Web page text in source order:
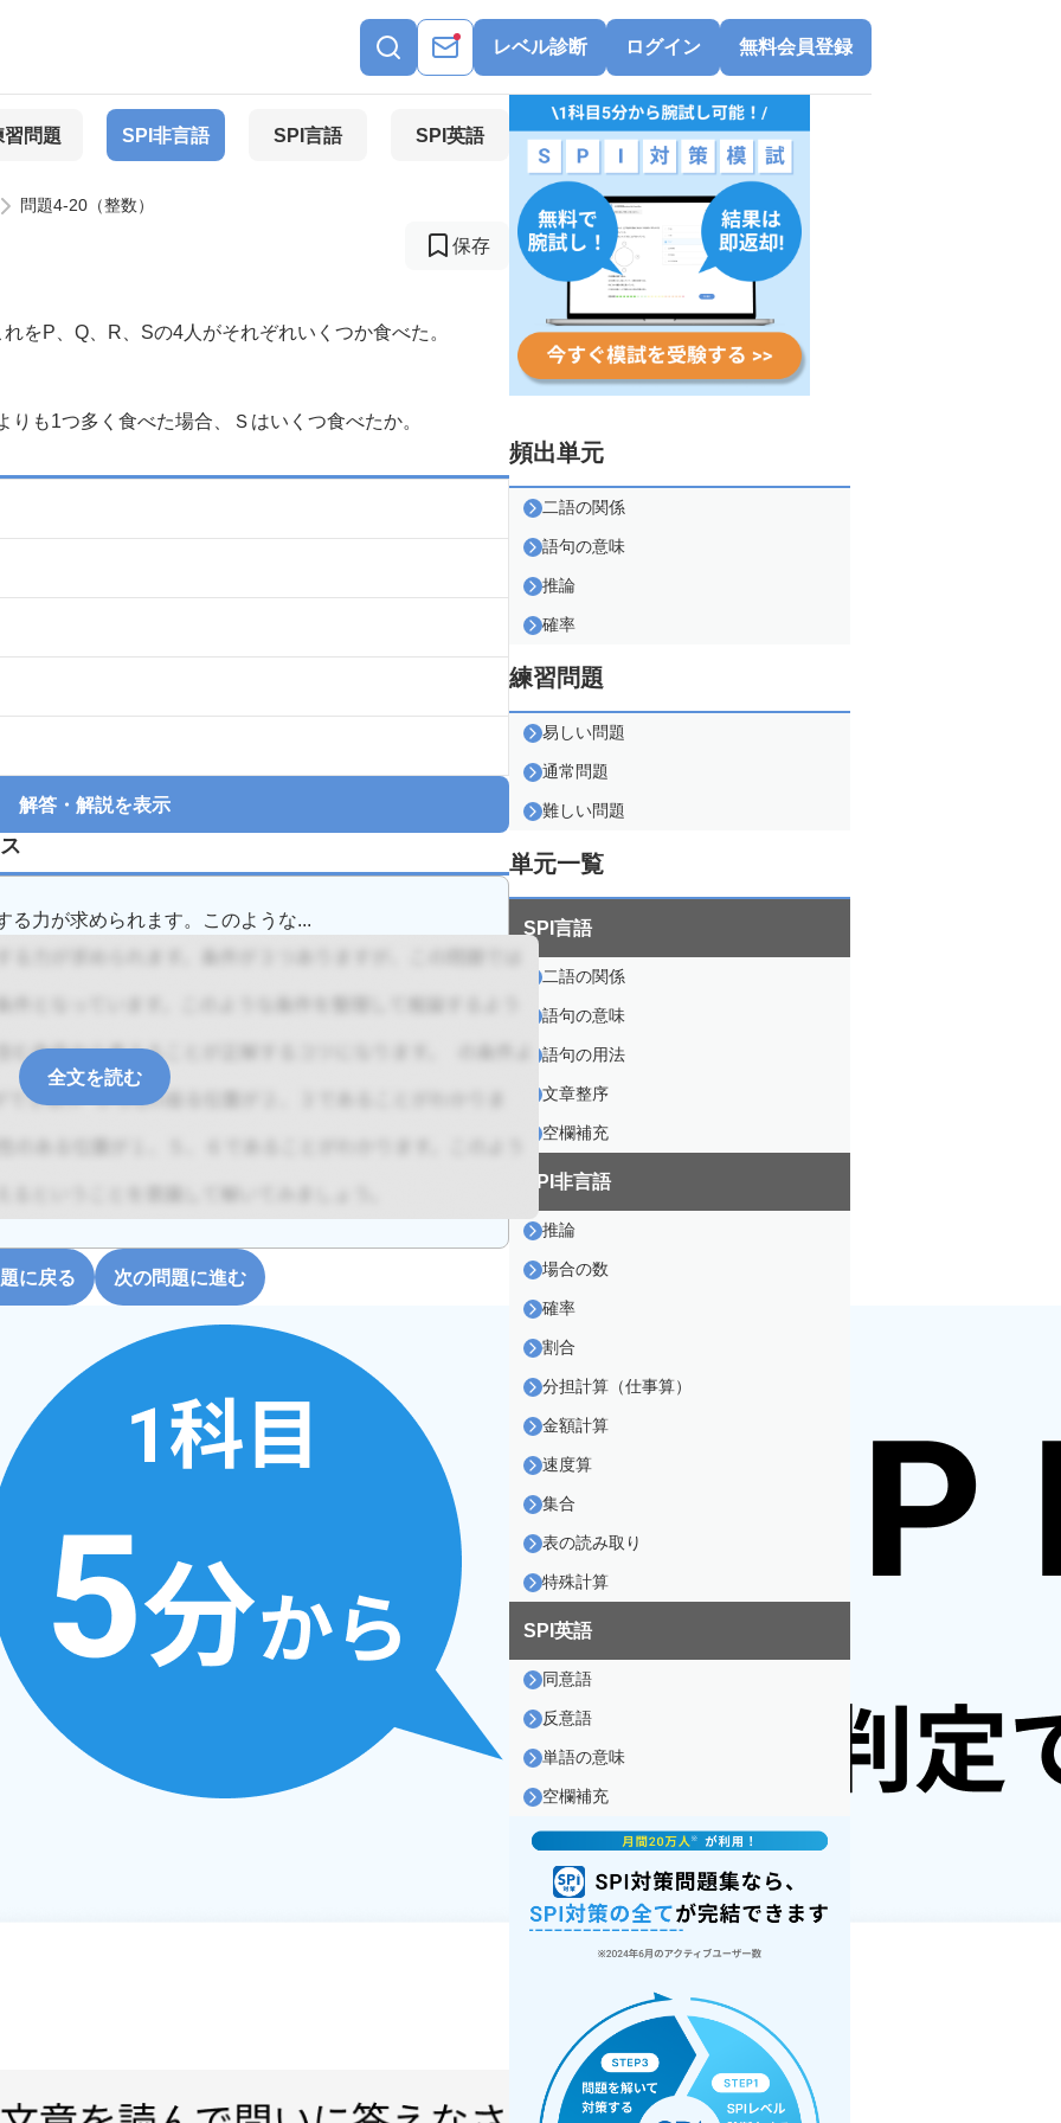
レベル診断 ログイン 無料会員登録
習問題 SPI非言語 SPI言語 SPI英語
問題4-20（整数）
保存
をP、Q、R、Sの4人がそれぞれいくつか食べた。
も1つ多く食べた場合、Ｓはいくつ食べたか。
解答・解説を表示
る力が求められます。このような...
全文を読む
に戻る 次の問題に進む
頻出単元
二語の関係
語句の意味
推論
確率
練習問題
易しい問題
通常問題
難しい問題
単元一覧
SPI言語
二語の関係
語句の意味
語句の用法
文章整序
空欄補充
SPI非言語
推論
場合の数
確率
割合
分担計算（仕事算）
金額計算
速度算
集合
表の読み取り
特殊計算
SPI英語
同意語
反意語
単語の意味
空欄補充